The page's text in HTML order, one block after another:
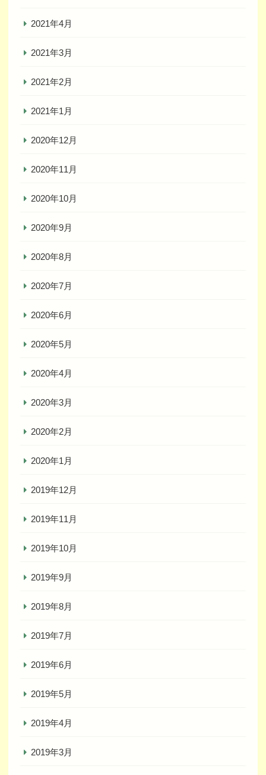
2021年4月
2021年3月
2021年2月
2021年1月
2020年12月
2020年11月
2020年10月
2020年9月
2020年8月
2020年7月
2020年6月
2020年5月
2020年4月
2020年3月
2020年2月
2020年1月
2019年12月
2019年11月
2019年10月
2019年9月
2019年8月
2019年7月
2019年6月
2019年5月
2019年4月
2019年3月